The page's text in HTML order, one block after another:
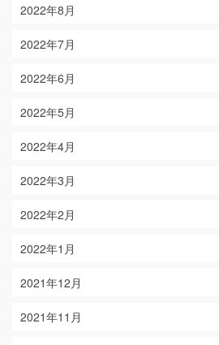
2022年8月
2022年7月
2022年6月
2022年5月
2022年4月
2022年3月
2022年2月
2022年1月
2021年12月
2021年11月